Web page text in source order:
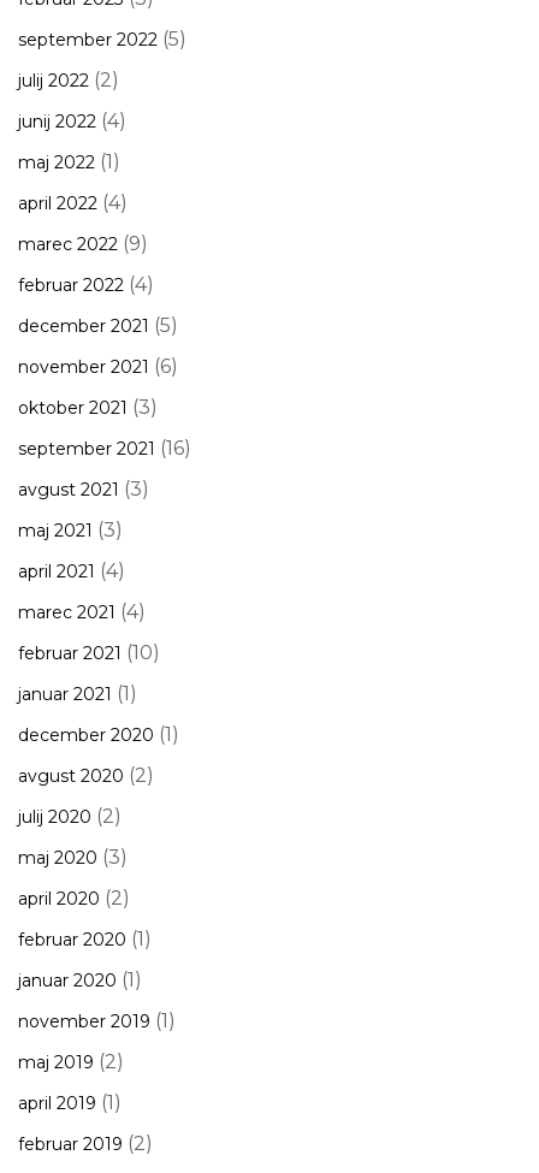
september 2022 (5)
julij 2022 (2)
junij 2022 (4)
maj 2022 (1)
april 2022 (4)
marec 2022 (9)
februar 2022 (4)
december 2021 (5)
november 2021 (6)
oktober 2021 (3)
september 2021 (16)
avgust 2021 (3)
maj 2021 (3)
april 2021 (4)
marec 2021 (4)
februar 2021 (10)
januar 2021 (1)
december 2020 (1)
avgust 2020 (2)
julij 2020 (2)
maj 2020 (3)
april 2020 (2)
februar 2020 (1)
januar 2020 (1)
november 2019 (1)
maj 2019 (2)
april 2019 (1)
februar 2019 (2)